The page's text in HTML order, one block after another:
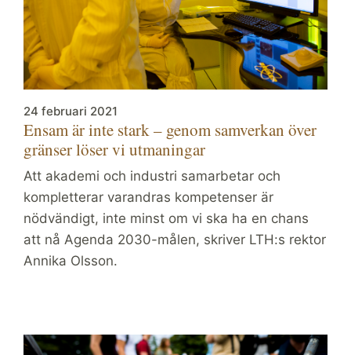
24 februari 2021
Ensam är inte stark – genom samverkan över
gränser löser vi utmaningar
Att akademi och industri samarbetar och
kompletterar varandras kompetenser är
nödvändigt, inte minst om vi ska ha en chans
att nå Agenda 2030-målen, skriver LTH:s rektor
Annika Olsson.